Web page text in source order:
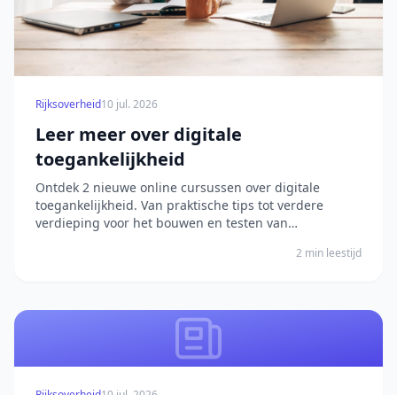
Rijksoverheid10 jul. 2026
Leer meer over digitale
toegankelijkheid
Ontdek 2 nieuwe online cursussen over digitale
toegankelijkheid. Van praktische tips tot verdere
verdieping voor het bouwen en testen van
digitale toegankelijkheid verscheen eerst op Digitale
2 min leestijd